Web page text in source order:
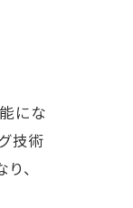
にな
技術
、